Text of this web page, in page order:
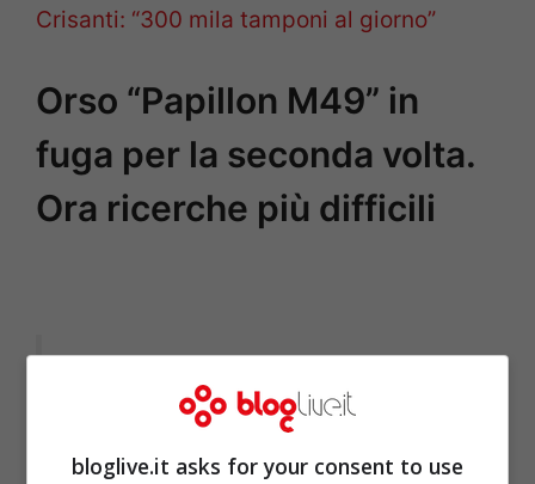
Crisanti: “300 mila tamponi al giorno”
Orso “Papillon M49” in
fuga per la seconda volta.
Ora ricerche più difficili
Orso M49: dopo la duplice fuga
ora ha perso il radiocollare. Ora
bloglive.it asks for your consent to use